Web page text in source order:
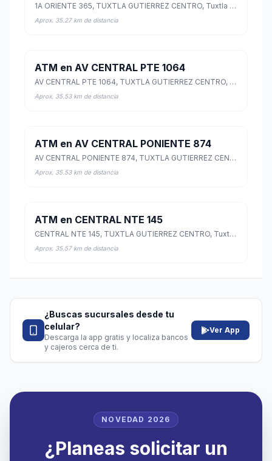
1A ORIENTE 365, TUXTLA GUTIERREZ CENTRO, Tuxtla Gutiérrez, Chiapas
Aprox. 35.27 km de distancia
ATM en AV CENTRAL PTE 1064
AV CENTRAL PTE 1064, TUXTLA GUTIERREZ CENTRO, Tuxtla Gutiérrez, Chiapas
Aprox. 35.53 km de distancia
ATM en AV CENTRAL PONIENTE 874
AV CENTRAL PONIENTE 874, TUXTLA GUTIERREZ CENTRO, Tuxtla Gutiérrez, Chiapas
Aprox. 35.53 km de distancia
ATM en CENTRAL NTE 145
CENTRAL NTE 145, TUXTLA GUTIERREZ CENTRO, Tuxtla Gutiérrez, Chiapas
Aprox. 35.57 km de distancia
¿Buscas sucursales desde tu
celular?
Descarga la app gratis y localiza bancos
y cajeros cerca de ti.
Ver App
NOVEDAD 2026
¿Planeas solicitar un